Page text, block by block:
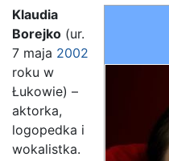
Klaudia
Borejko (ur.
7 maja 2002
roku w
Łukowie) –
aktorka,
logopedka i
wokalistka.